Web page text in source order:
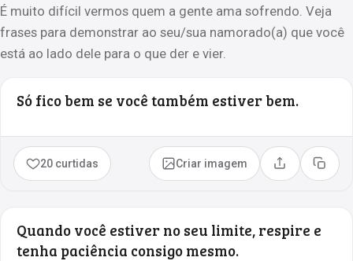
É muito difícil vermos quem a gente ama sofrendo. Veja
frases para demonstrar ao seu/sua namorado(a) que você
está ao lado dele para o que der e vier.
Só fico bem se você também estiver bem.
20 curtidas Criar imagem Compartilhar
Copiar
Quando você estiver no seu limite, respire e
tenha paciência consigo mesmo.